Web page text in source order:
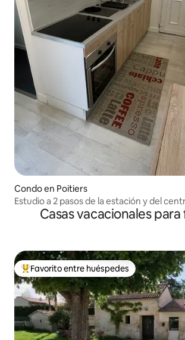
Condo en Poitiers
Estudio a 2 pasos de la estación y del
Casas vacacionales para
Favorito entre huéspedes preferido
Favorito entre huéspedes